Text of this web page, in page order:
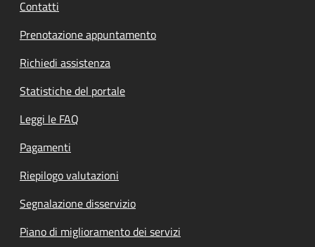
Contatti
Prenotazione appuntamento
Richiedi assistenza
Statistiche del portale
Leggi le FAQ
Pagamenti
Riepilogo valutazioni
Segnalazione disservizio
Piano di miglioramento dei servizi